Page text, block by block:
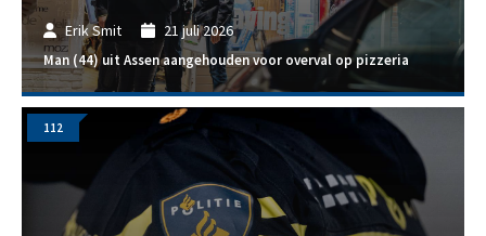
Erik Smit 21 juli 2026
Man (44) uit Assen aangehouden voor overval op pizzeria
112